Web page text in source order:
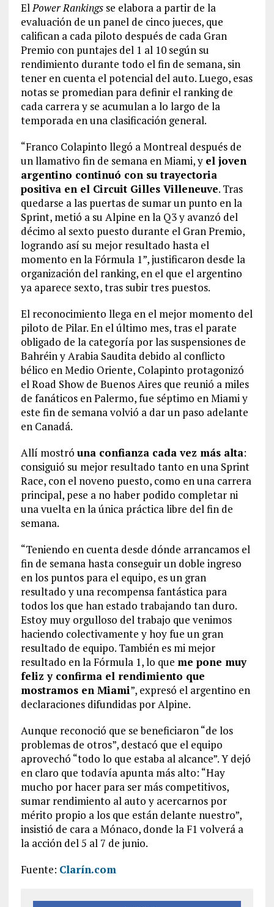
ElPower Rankingsse elabora a partir de la
evaluación de un panel de cinco jueces, que
califican a cada piloto después de cada Gran
Premio con puntajes del 1 al 10 según su
rendimiento durante todo el fin de semana, sin
tener en cuenta el potencial del auto. Luego, esas
notas se promedian para definir el ranking de
cada carrera y se acumulan a lo largo de la
temporada en una clasificación general.
“Franco Colapinto llegó a Montreal después de
un llamativo fin de semana en Miami, y el joven
argentino continuó con su trayectoria
positiva en el Circuit Gilles Villeneuve. Tras
quedarse a las puertas de sumar un punto en la
Sprint, metió a su Alpine en la Q3 y avanzó del
décimo al sexto puesto durante el Gran Premio,
logrando así su mejor resultado hasta el
momento en la Fórmula 1”, justificaron desde la
organización del ranking, en el que el argentino
ya aparece sexto, tras subir tres puestos.
El reconocimiento llega en el mejor momento del
piloto de Pilar. En el último mes, tras el parate
obligado de la categoría por las suspensiones de
Bahréin y Arabia Saudita debido al conflicto
bélico en Medio Oriente, Colapinto protagonizó
el Road Show de Buenos Aires que reunió a miles
de fanáticos en Palermo, fue séptimo en Miami y
este fin de semana volvió a dar un paso adelante
en Canadá.
Allí mostró una confianza cada vez más alta:
consiguió su mejor resultado tanto en una Sprint
Race, con el noveno puesto, como en una carrera
principal, pese a no haber podido completar ni
una vuelta en la única práctica libre del fin de
semana.
“Teniendo en cuenta desde dónde arrancamos el
fin de semana hasta conseguir un doble ingreso
en los puntos para el equipo, es un gran
resultado y una recompensa fantástica para
todos los que han estado trabajando tan duro.
Estoy muy orgulloso del trabajo que venimos
haciendo colectivamente y hoy fue un gran
resultado de equipo. También es mi mejor
resultado en la Fórmula 1, lo que me pone muy
feliz y confirma el rendimiento que
mostramos en Miami”, expresó el argentino en
declaraciones difundidas por Alpine.
Aunque reconoció que se beneficiaron “de los
problemas de otros”, destacó que el equipo
aprovechó “todo lo que estaba al alcance”. Y dejó
en claro que todavía apunta más alto: “Hay
mucho por hacer para ser más competitivos,
sumar rendimiento al auto y acercarnos por
mérito propio a los que están delante nuestro”,
insistió de cara a Mónaco, donde la F1 volverá a
la acción del 5 al 7 de junio.
Fuente: Clarín.com